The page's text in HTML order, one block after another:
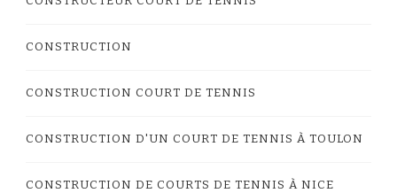
CONSTRUCTION
CONSTRUCTION COURT DE TENNIS
CONSTRUCTION D'UN COURT DE TENNIS À TOULON
CONSTRUCTION DE COURTS DE TENNIS À NICE